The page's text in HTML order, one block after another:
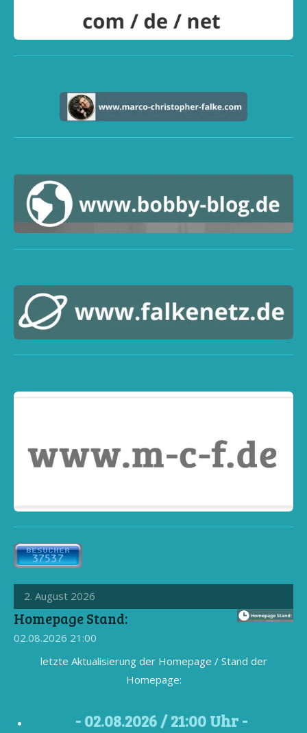
2. August 2026
Homepage Stand:
02.08.2026 21:00
letzte Aktualisierung der Homepage / Stand der
Homepage:
- 02.08.2026 / 21:00 Uhr -